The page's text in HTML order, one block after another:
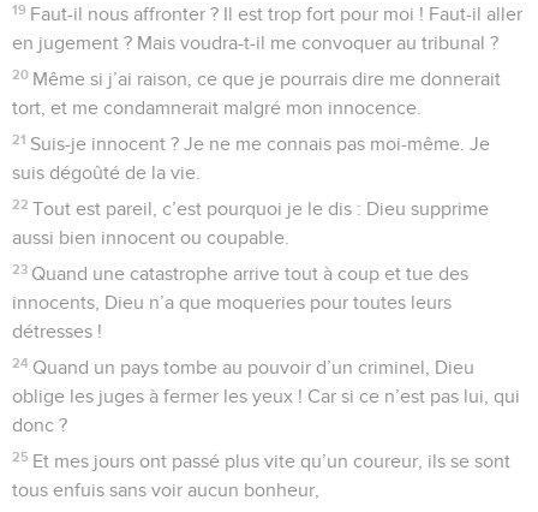
19 Faut-il nous affronter ? Il est trop fort pour moi ! Faut-il aller
en jugement ? Mais voudra-t-il me convoquer au tribunal ?
20 Même si j’ai raison, ce que je pourrais dire me donnerait
tort, et me condamnerait malgré mon innocence.
21 Suis-je innocent ? Je ne me connais pas moi-même. Je
suis dégoûté de la vie.
22 Tout est pareil, c’est pourquoi je le dis : Dieu supprime
aussi bien innocent ou coupable.
23 Quand une catastrophe arrive tout à coup et tue des
innocents, Dieu n’a que moqueries pour toutes leurs
détresses !
24 Quand un pays tombe au pouvoir d’un criminel, Dieu
oblige les juges à fermer les yeux ! Car si ce n’est pas lui, qui
donc ?
25 Et mes jours ont passé plus vite qu’un coureur, ils se sont
tous enfuis sans voir aucun bonheur,